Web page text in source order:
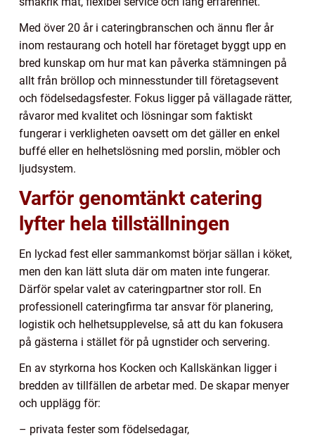
Med över 20 år i cateringbranschen och ännu fler år
inom restaurang och hotell har företaget byggt upp en
bred kunskap om hur mat kan påverka stämningen på
allt från bröllop och minnesstunder till företagsevent
och födelsedagsfester. Fokus ligger på vällagade rätter,
råvaror med kvalitet och lösningar som faktiskt
fungerar i verkligheten oavsett om det gäller en enkel
buffé eller en helhetslösning med porslin, möbler och
ljudsystem.
Varför genomtänkt catering
lyfter hela tillställningen
En lyckad fest eller sammankomst börjar sällan i köket,
men den kan lätt sluta där om maten inte fungerar.
Därför spelar valet av cateringpartner stor roll. En
professionell cateringfirma tar ansvar för planering,
logistik och helhetsupplevelse, så att du kan fokusera
på gästerna i stället för på ugnstider och servering.
En av styrkorna hos Kocken och Kallskänkan ligger i
bredden av tillfällen de arbetar med. De skapar menyer
och upplägg för:
– privata fester som födelsedagar,